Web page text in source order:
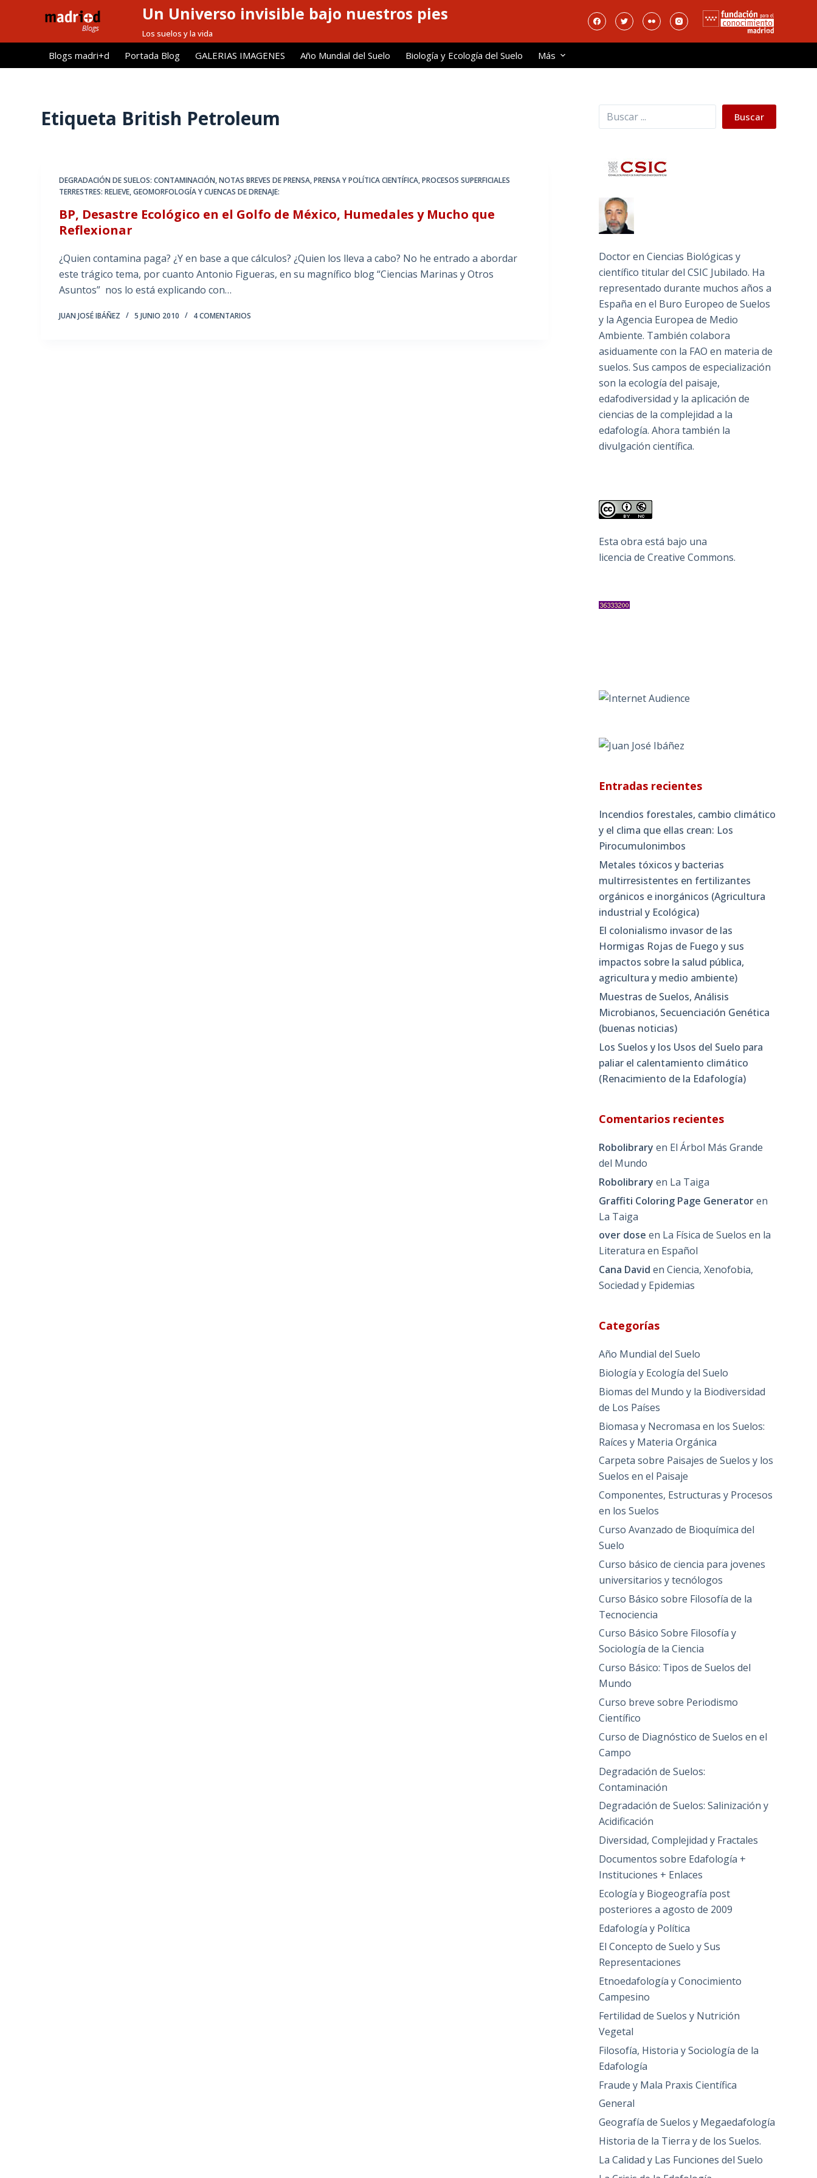
l
Un Universo invisible bajo nuestros pies
Los suelos y la vida
Blogs madri+d Portada Blog GALERIAS IMAGENES Año Mundial del Suelo Biología y Ecología del Suelo Más
Etiqueta British Petroleum
DEGRADACIÓN DE SUELOS: CONTAMINACIÓN,NOTAS BREVES DE PRENSA,PRENSA Y POLÍTICA CIENTÍFICA,PROCESOS SUPERFICIALES
TERRESTRES: RELIEVE, GEOMORFOLOGÍA Y CUENCAS DE DRENAJE:
BP, Desastre Ecológico en el Golfo de México, Humedales y Mucho que
Reflexionar
¿Quien contamina paga? ¿Y en base a que cálculos? ¿Quien los lleva a cabo? No he entrado a abordar
este trágico tema, por cuanto Antonio Figueras, en su magnífico blog “Ciencias Marinas y Otros
Asuntos” nos lo está explicando con…
JUAN JOSÉ IBÁÑEZ 5 JUNIO 2010 4 COMENTARIOS
Buscar Buscar
Doctor en Ciencias Biológicas y
científico titular del CSIC Jubilado. Ha
representado durante muchos años a
España en el Buro Europeo de Suelos
y la Agencia Europea de Medio
Ambiente. También colabora
asiduamente con la FAO en materia de
suelos. Sus campos de especialización
son la ecología del paisaje,
edafodiversidad y la aplicación de
ciencias de la complejidad a la
edafología. Ahora también la
divulgación científica.
Esta obra está bajo una
licencia de Creative Commons.
Entradas recientes
Incendios forestales, cambio climático
y el clima que ellas crean: Los
Pirocumulonimbos
Metales tóxicos y bacterias
multirresistentes en fertilizantes
orgánicos e inorgánicos (Agricultura
industrial y Ecológica)
El colonialismo invasor de las
Hormigas Rojas de Fuego y sus
impactos sobre la salud pública,
agricultura y medio ambiente)
Muestras de Suelos, Análisis
Microbianos, Secuenciación Genética
(buenas noticias)
Los Suelos y los Usos del Suelo para
paliar el calentamiento climático
(Renacimiento de la Edafología)
Comentarios recientes
Robolibrary en El Árbol Más Grande
del Mundo
Robolibrary en La Taiga
Graffiti Coloring Page Generatoren
La Taiga
over dose en La Física de Suelos en la
Literatura en Español
Cana David enCiencia, Xenofobia,
Sociedad y Epidemias
Categorías
Año Mundial del Suelo
Biología y Ecología del Suelo
Biomas del Mundo y la Biodiversidad
de Los Países
Biomasa y Necromasa en los Suelos:
Raíces y Materia Orgánica
Carpeta sobre Paisajes de Suelos y los
Suelos en el Paisaje
Componentes, Estructuras y Procesos
en los Suelos
Curso Avanzado de Bioquímica del
Suelo
Curso básico de ciencia para jovenes
universitarios y tecnólogos
Curso Básico sobre Filosofía de la
Tecnociencia
Curso Básico Sobre Filosofía y
Sociología de la Ciencia
Curso Básico: Tipos de Suelos del
Mundo
Curso breve sobre Periodismo
Científico
Curso de Diagnóstico de Suelos en el
Campo
Degradación de Suelos:
Contaminación
Degradación de Suelos: Salinización y
Acidificación
Diversidad, Complejidad y Fractales
Documentos sobre Edafología +
Instituciones + Enlaces
Ecología y Biogeografía post
posteriores a agosto de 2009
Edafología y Política
El Concepto de Suelo y Sus
Representaciones
Etnoedafología y Conocimiento
Campesino
Fertilidad de Suelos y Nutrición
Vegetal
Filosofía, Historia y Sociología de la
Edafología
Fraude y Mala Praxis Científica
General
Geografía de Suelos y Megaedafología
Historia de la Tierra y de los Suelos.
La Calidad y Las Funciones del Suelo